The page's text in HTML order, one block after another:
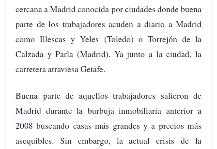
cercana a Madrid conocida por ciudades donde buena
parte de los trabajadores acuden a diario a Madrid
como Illescas y Yeles (Toledo) o Torrejón de la
Calzada y Parla (Madrid). Ya junto a la ciudad, la
carretera atraviesa Getafe.
Buena parte de aquellos trabajadores salieron de
Madrid durante la burbuja inmobiliaria anterior a
2008 buscando casas más grandes y a precios más
asequibles. Sin embargo, la actual crisis de la